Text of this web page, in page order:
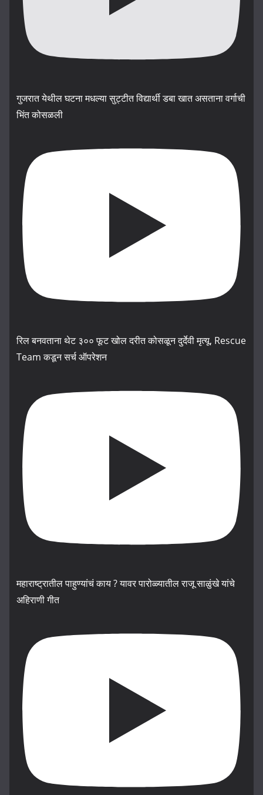
गुजरात येथील घटना मधल्या सुट्टीत विद्यार्थी डबा खात असताना वर्गाची
भिंत कोसळली
रिल बनवताना थेट ३०० फूट खोल दरीत कोसळून दुर्देवी मृत्यू, Rescue
Team कडून सर्च ऑपरेशन
महाराष्ट्रातील पाहुण्यांचं काय ? यावर पारोळ्यातील राजू साळुंखे यांचे
अहिराणी गीत